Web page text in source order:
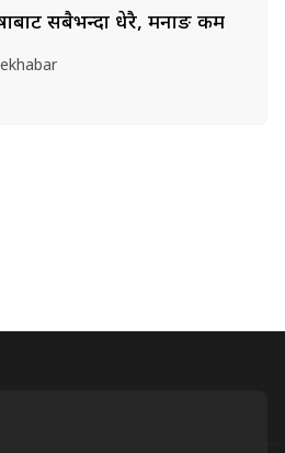
सबैभन्दा धेरै, मनाङ कम